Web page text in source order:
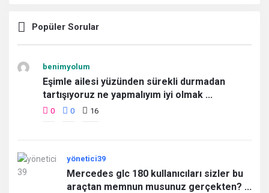
Popüler Sorular
benimyolum
Eşimle ailesi yüzünden sürekli durmadan
tartışıyoruz ne yapmalıyım iyi olmak ...
0 0 16
yönetici39
Mercedes glc 180 kullanıcıları sizler bu
araçtan memnun musunuz gerçekten? ...